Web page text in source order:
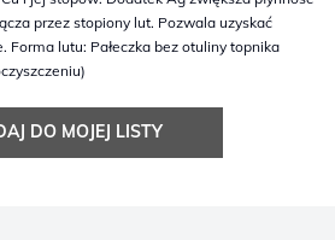
przez stopiony lut. Pozwala uzyskać
Forma lutu: Pałeczka bez otuliny topnika
DO MOJEJ LISTY